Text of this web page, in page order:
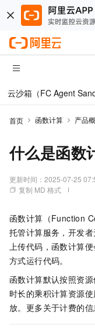
云沙箱（FC Agent
首页 函数计算 产品
什么是函数
更新时间： 2025-07-25
复制 MD 格式
函数计算 （Function
托管计算服务，开发
上传代码， 函数计算
方式运行代码。
函数计算默认按照资
时长的乘积计算资源
放。更多关于计费的